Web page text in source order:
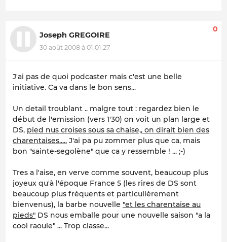
Joseph GREGOIRE
30 août 2008 à 01:01:27
0
J'ai pas de quoi podcaster mais c'est une belle
initiative. Ca va dans le bon sens...
Un detail troublant .. malgre tout : regardez bien le
début de l'emission (vers 1'30) on voit un plan large et
DS, pied nus croises sous sa chaise,, on dirait bien des
charentaises..... J'ai pa pu zommer plus que ca, mais
bon "sainte-segolène" que ca y ressemble ! ... ;-)
Tres a l'aise, en verve comme souvent, beaucoup plus
joyeux qu'à l'époque France 5 (les rires de DS sont
beaucoup plus fréquents et particulièrement
bienvenus), la barbe nouvelle "et les charentaise au
pieds" DS nous emballe pour une nouvelle saison "a la
cool raoule" ... Trop classe...